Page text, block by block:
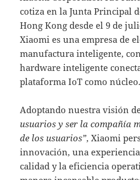
cotiza en la Junta Principal
Hong Kong desde el 9 de
Xiaomi es una empresa de
manufactura inteligente,
hardware inteligente
plataforma IoT como núcleo.
Adoptando nuestra visión
usuarios y ser la compañía
de los usuarios”, Xiaomi
innovación, una
calidad y la eficiencia